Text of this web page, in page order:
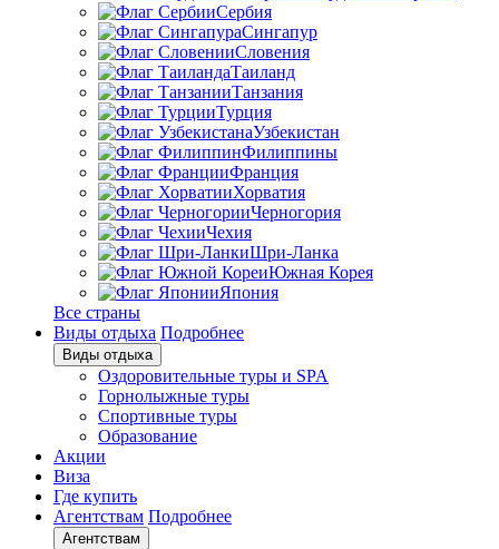
Сербия
Сингапур
Словения
Таиланд
Танзания
Турция
Узбекистан
Филиппины
Франция
Хорватия
Черногория
Чехия
Шри-Ланка
Южная Корея
Япония
Все страны
Виды отдыха Подробнее
Виды отдыха
Оздоровительные туры и SPA
Горнолыжные туры
Спортивные туры
Образование
Акции
Виза
Где купить
Агентствам Подробнее
Агентствам